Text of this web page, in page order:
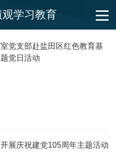
学习教育
党支部赴盐田区红色教育基
党日活动
展庆祝建党105周年主题活动